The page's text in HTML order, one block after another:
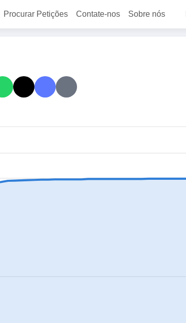
Procurar Petições Contate-nos Sobre nós